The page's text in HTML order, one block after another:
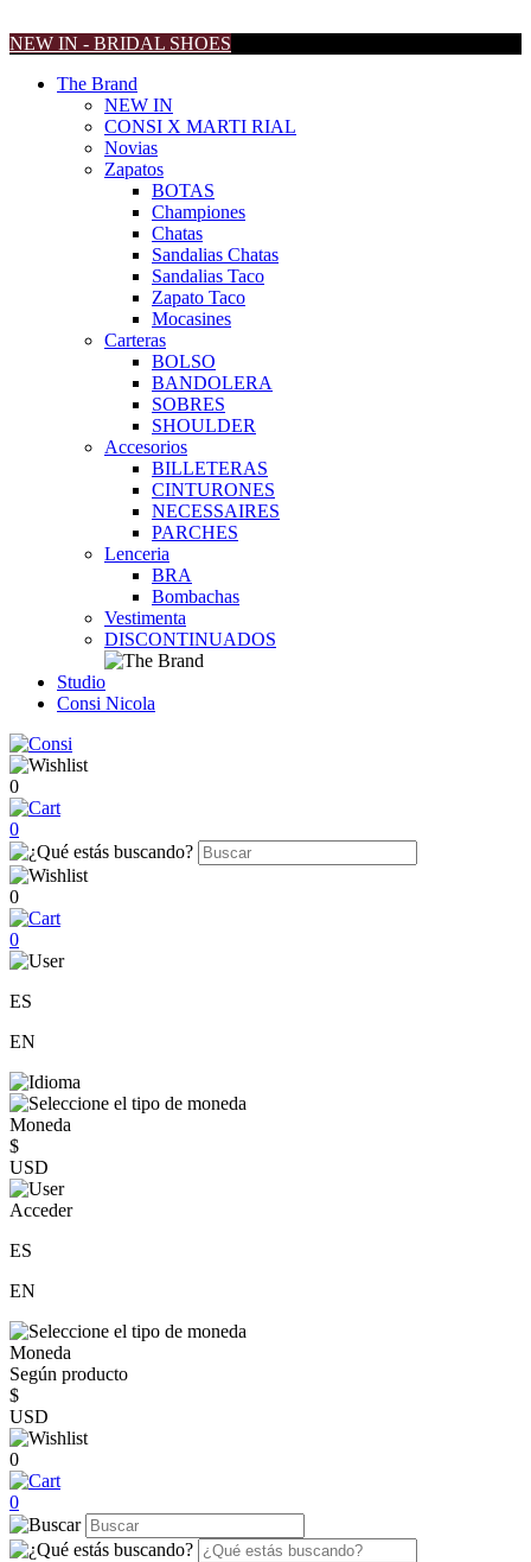
NEW IN - BRIDAL SHOES
The Brand
NEW IN
CONSI X MARTI RIAL
Novias
Zapatos
BOTAS
Championes
Chatas
Sandalias Chatas
Sandalias Taco
Zapato Taco
Mocasines
Carteras
BOLSO
BANDOLERA
SOBRES
SHOULDER
Accesorios
BILLETERAS
CINTURONES
NECESSAIRES
PARCHES
Lenceria
BRA
Bombachas
Vestimenta
DISCONTINUADOS
Studio
Consi Nicola
0
0
0
0
ES
EN
Moneda
$
USD
Acceder
ES
EN
Moneda
Según producto
$
USD
0
0